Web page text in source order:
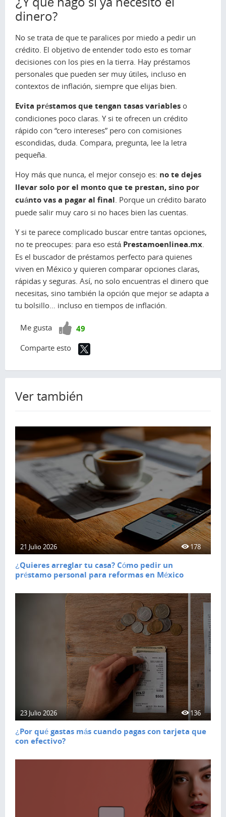
dinero?
No se trata de que te paralices por miedo a pedir un
crédito. El objetivo de entender todo esto es tomar
decisiones con los pies en la tierra. Hay préstamos
personales que pueden ser muy útiles, incluso en
contextos de inflación, siempre que elijas bien.
Evita préstamos que tengan tasas variables o
condiciones poco claras. Y si te ofrecen un crédito
rápido con “cero intereses” pero con comisiones
escondidas, duda. Compara, pregunta, lee la letra
pequeña.
Hoy más que nunca, el mejor consejo es: no te dejes
llevar solo por el monto que te prestan, sino por
cuánto vas a pagar al final. Porque un crédito barato
puede salir muy caro si no haces bien las cuentas.
Y si te parece complicado buscar entre tantas opciones,
no te preocupes: para eso está Prestamoenlinea.mx.
Es el buscador de préstamos perfecto para quienes
viven en México y quieren comparar opciones claras,
rápidas y seguras. Así, no solo encuentras el dinero que
necesitas, sino también la opción que mejor se adapta a
tu bolsillo… incluso en tiempos de inflación.
Me gusta
¡Vota49
Comparte esto
Ver también
21 Julio 2026 178
¿Quieres arreglar tu casa? Cómo pedir un
préstamo personal para reformas en México
23 Julio 2026 136
¿Por qué gastas más cuando pagas con tarjeta que
con efectivo?